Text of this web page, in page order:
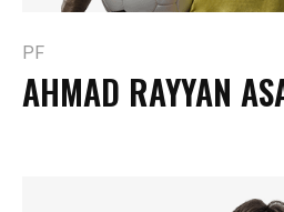
PF
AHMAD RAYYAN